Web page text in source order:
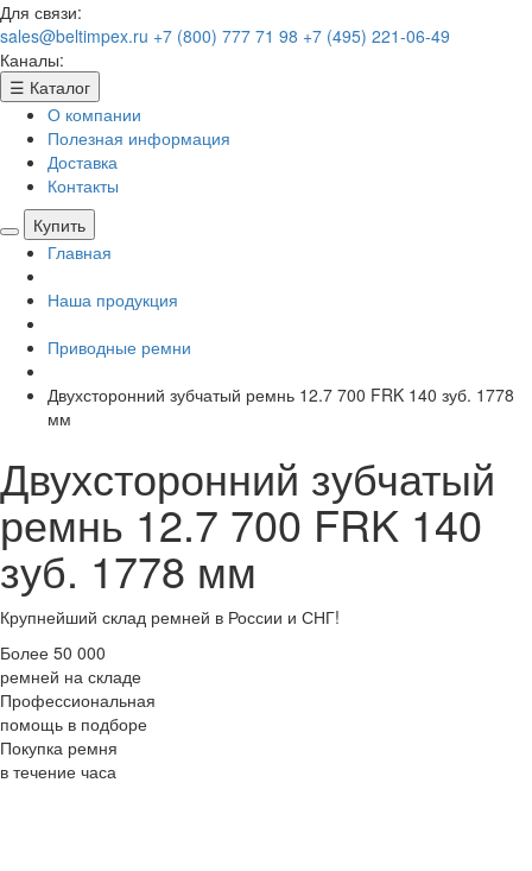
Для связи:
sales@beltimpex.ru +7 (800) 777 71 98 +7 (495) 221-06-49
Каналы:
☰ Каталог
О компании
Полезная информация
Доставка
Контакты
Купить
Главная
Наша продукция
Приводные ремни
Двухсторонний зубчатый ремнь 12.7 700 FRK 140 зуб. 1778
мм
Двухсторонний зубчатый
ремнь 12.7 700 FRK 140
зуб. 1778 мм
Крупнейший склад ремней в России и СНГ!
Более 50 000
ремней на складе
Профессиональная
помощь в подборе
Покупка ремня
в течение часа